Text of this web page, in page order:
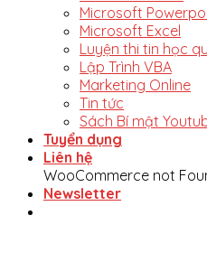
Microsoft
Microsoft Excel
Luyện thi tin học
Lập Trình VBA
Marketing Online
Tin tức
Sách Bí mật
Tuyển dụng
Liên hệ
WooCommerce not
Newsletter